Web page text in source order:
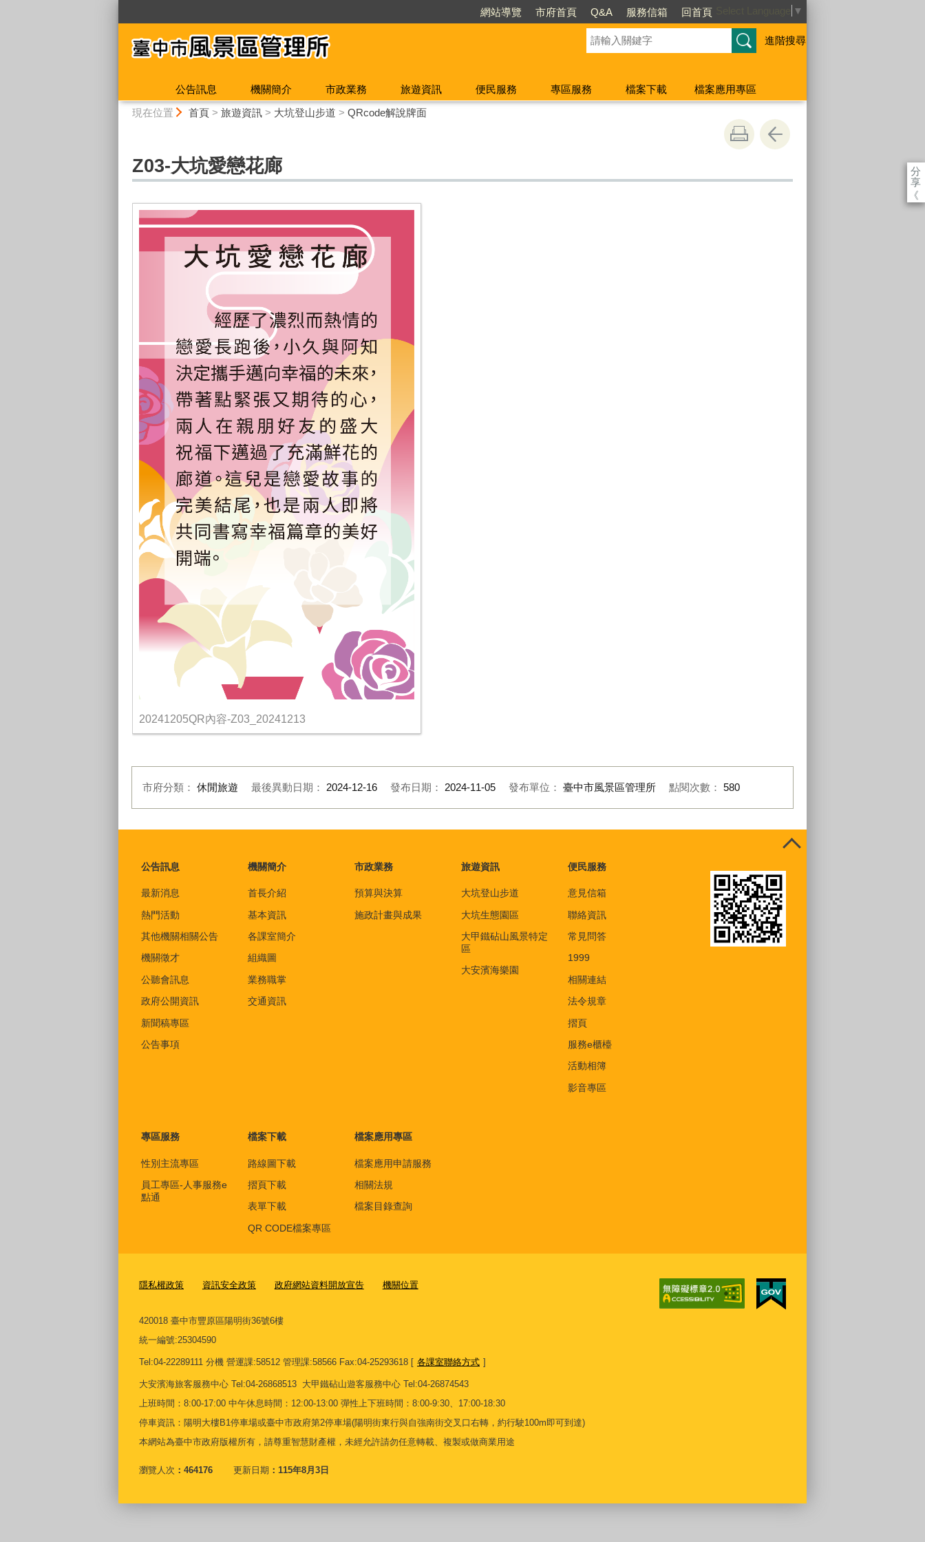
網站導覽 市府首頁 Q&A 服務信箱 回首頁 ▼
進階搜尋
公告訊息 機關簡介 市政業務 旅遊資訊 便民服務 專區服務 檔案下載
檔案應用專區
現在位置 首頁> 旅遊資訊> 大坑登山步道 > QRcode解說牌面
分
享
《
Z03-大坑愛戀花廊
20241205QR內容-Z03_20241213
市府分類： 休閒旅遊 最後異動日期： 2024-12-16 發布日期： 2024-11-05 發布單位： 臺中市風景區管理所 點閱次數： 580
公告訊息
最新消息
熱門活動
其他機關相關公告
機關徵才
公聽會訊息
政府公開資訊
新聞稿專區
公告事項
機關簡介
首長介紹
基本資訊
各課室簡介
組織圖
業務職掌
交通資訊
市政業務
預算與決算
施政計畫與成果
旅遊資訊
大坑登山步道
大坑生態園區
大甲鐵砧山風景特定
區
大安濱海樂園
便民服務
意見信箱
聯絡資訊
常見問答
1999
相關連結
法令規章
摺頁
服務e櫃檯
活動相簿
影音專區
專區服務
性別主流專區
員工專區-人事服務e
點通
檔案下載
路線圖下載
摺頁下載
表單下載
QR CODE檔案專區
檔案應用專區
檔案應用申請服務
相關法規
檔案目錄查詢
隱私權政策 資訊安全政策 政府網站資料開放宣告 機關位置
420018 臺中市豐原區陽明街36號6樓
統一編號:25304590
Tel:04-22289111 分機 營運課:58512 管理課:58566 Fax:04-25293618 [ 各課室聯絡方式 ]
大安濱海旅客服務中心 Tel:04-26868513 大甲鐵砧山遊客服務中心 Tel:04-26874543
上班時間：8:00-17:00 中午休息時間：12:00-13:00 彈性上下班時間：8:00-9:30、17:00-18:30
停車資訊：陽明大樓B1停車場或臺中市政府第2停車場(陽明街東行與自強南街交叉口右轉，約行駛100m即可到達)
本網站為臺中市政府版權所有，請尊重智慧財產權，未經允許請勿任意轉載、複製或做商業用途
瀏覽人次 464176 更新日期 115年8月3日